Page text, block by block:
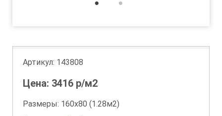
Артикул: 143808
Цена: 3416 р/м2
Размеры: 160х80 (1.28м2)